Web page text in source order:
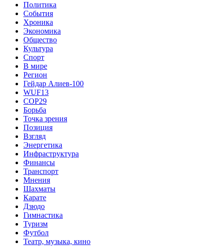
Политика
События
Хроника
Экономика
Общество
Культура
Спорт
В мире
Регион
Гейдар Алиев-100
WUF13
COP29
Борьба
Точка зрения
Позиция
Взгляд
Энергетика
Инфраструктура
Финансы
Транспорт
Мнения
Шахматы
Карате
Дзюдо
Гимнастика
Туризм
Футбол
Театр, музыка, кино